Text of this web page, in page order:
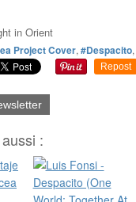
in Orient
Project Cover, #Despacito,
Repost
: